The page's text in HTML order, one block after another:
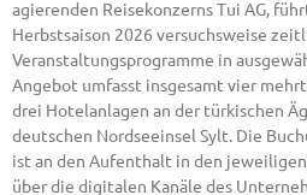
agierenden Reisekonzerns Tui AG,
Herbstsaison 2026 versuchsweise
Veranstaltungsprogramme in
Angebot umfasst insgesamt vier
drei Hotelanlagen an der türkischen
deutschen Nordseeinsel Sylt. Die
ist an den Aufenthalt in den
über die digitalen Kanäle des